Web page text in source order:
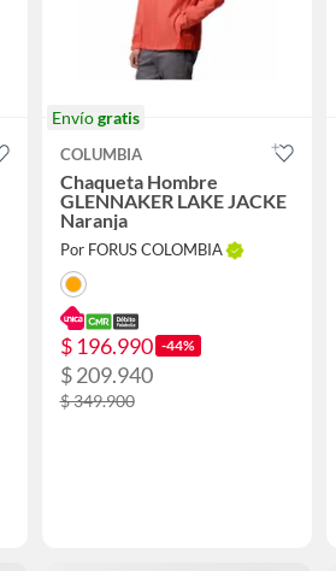
Envíogratis
COLUMBIA
Chaqueta Hombre
GLENNAKER LAKE JACKE
Naranja
Por FORUS COLOMBIA
$ 196.990 -44%
$ 209.940
$ 349.900